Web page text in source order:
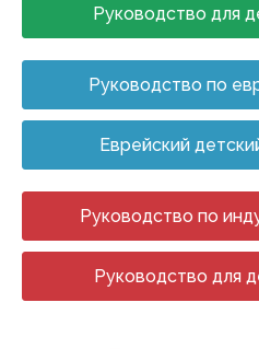
Руководство для
Руководство по
Еврейский
Руководство по
Руководство для